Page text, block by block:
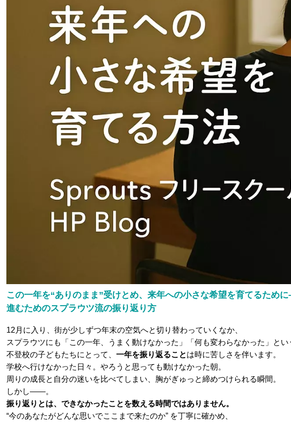
この一年を“ありのまま”受けとめ、来年への小さな希望を育てるため
進むためのスプラウツ流の振り返り方
12月に入り、街が少しずつ年末の空気へと切り替わっていくなか、
スプラウツにも「この一年、うまく動けなかった」「何も変わらなかった」とい
不登校の子どもたちにとって、一年を振り返ることは時に苦しさを伴います。
学校へ行けなかった日々。やろうと思っても動けなかった朝。
周りの成長と自分の迷いを比べてしまい、胸がぎゅっと締めつけられる瞬間。
しかし――。
振り返りとは、できなかったことを数える時間ではありません。
“今のあなたがどんな思いでここまで来たのか” を丁寧に確かめ、